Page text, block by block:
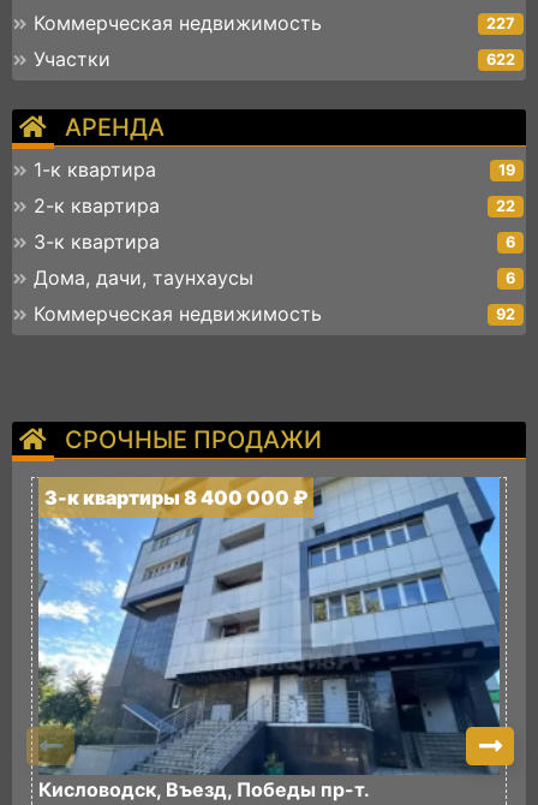
Коммерческая недвижимость 227
Участки 622
АРЕНДА
1-к квартира 19
2-к квартира 22
3-к квартира 6
Дома, дачи, таунхаусы 6
Коммерческая недвижимость 92
СРОЧНЫЕ ПРОДАЖИ
3-к квартиры 8 400 000 ₽
Кисловодск, Въезд, Победы пр-т.